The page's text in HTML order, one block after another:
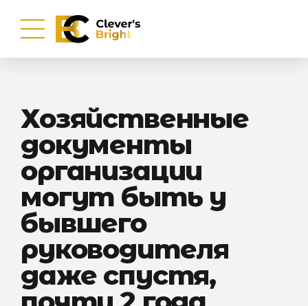
Хозяйственные
документы
организации
могут быть у
бывшего
руководителя
даже спустя,